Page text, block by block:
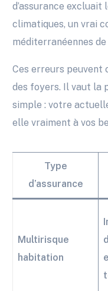
d’assurance excluait
climatiques, un vrai
méditerranéennes de
Ces erreurs peuvent
des foyers. Il vaut la
simple : votre
elle vraiment à vos
Type
d’assurance
Multirisque
habitation